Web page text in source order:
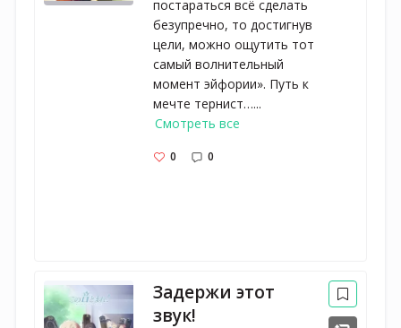
постараться всё сделать
безупречно, то достигнув
цели, можно ощутить тот
самый волнительный
момент эйфории». Путь к
мечте тернист…...
Смотреть все
0 0
Задержи этот
звук!